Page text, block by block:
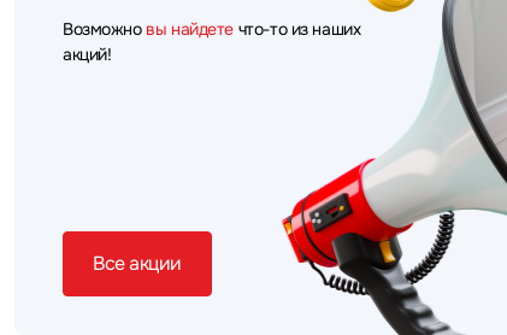
Возможно вы найдете что-то из наших
акций!
Все акции